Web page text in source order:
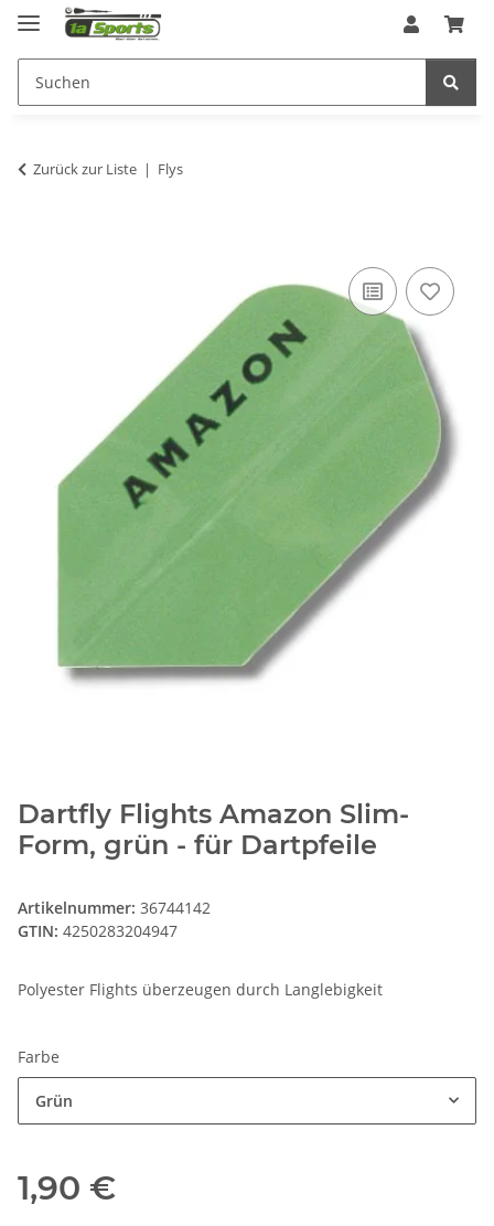
Zurück zur Liste Flys
Dartfly Flights Amazon Slim-
Form, grün - für Dartpfeile
Artikelnummer: 36744142
GTIN: 4250283204947
Polyester Flights überzeugen durch Langlebigkeit
Farbe
Grün
1,90 €